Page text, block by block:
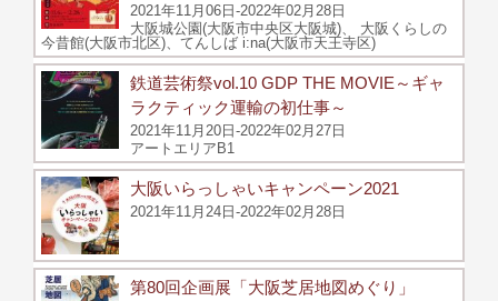
2021年11月06日-2022年02月28日
大阪城公園(大阪市中央区大阪城)、 大阪くらしの
今昔館(大阪市北区)、てんしば i:na(大阪市天王寺区)
鉄道芸術祭vol.10 GDP THE MOVIE～ギャ
ラクティック運輸の初仕事～
2021年11月20日-2022年02月27日
アートエリアB1
大阪いらっしゃいキャンペーン2021
2021年11月24日-2022年02月28日
第80回企画展「大阪芝居地図めぐり」